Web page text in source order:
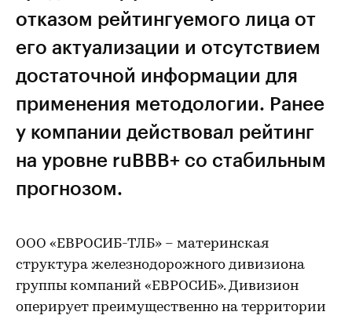
отказом рейтингуемого лица от
его актуализации и отсутствием
достаточной информации для
применения методологии. Ранее
у компании действовал рейтинг
на уровне ruBBB+ со стабильным
прогнозом.
ООО «ЕВРОСИБ-ТЛБ» – материнская
структура железнодорожного дивизиона
группы компаний «ЕВРОСИБ». Дивизион
оперирует преимущественно на территории